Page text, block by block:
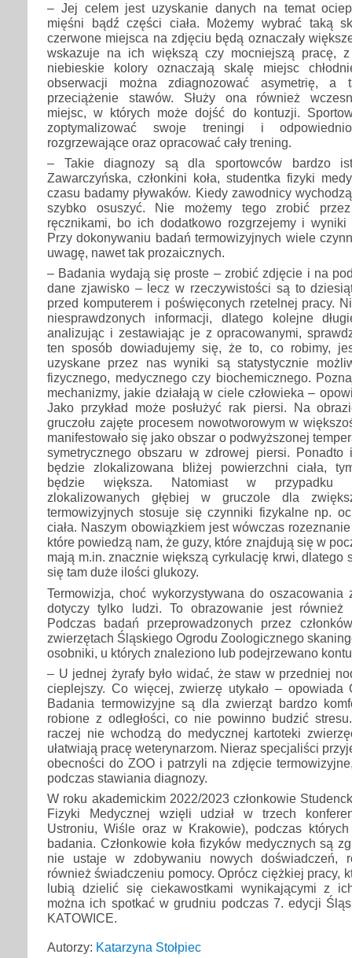
– Jej celem jest uzyskanie danych na temat
mięśni bądź części ciała. Możemy wybrać taką
czerwone miejsca na zdjęciu będą oznaczały
wskazuje na ich większą czy mocniejszą pracę,
niebieskie kolory oznaczają skalę miejsc
obserwacji można zdiagnozować asymetrię, a
przeciążenie stawów. Służy ona również
miejsc, w których może dojść do kontuzji.
zoptymalizować swoje treningi i
rozgrzewające oraz opracować cały trening.
– Takie diagnozy są dla sportowców bardzo
Zawarczyńska, członkini koła, studentka fizyki
czasu badamy pływaków. Kiedy zawodnicy
szybko osuszyć. Nie możemy tego zrobić
ręcznikami, bo ich dodatkowo rozgrzejemy i
Przy dokonywaniu badań termowizyjnych wiele
uwagę, nawet tak prozaicznych.
– Badania wydają się proste – zrobić zdjęcie i na
dane zjawisko – lecz w rzeczywistości są to
przed komputerem i poświęconych rzetelnej pracy.
niesprawdzonych informacji, dlatego kolejne
analizując i zestawiając je z opracowanymi,
ten sposób dowiadujemy się, że to, co robimy,
uzyskane przez nas wyniki są statystycznie
fizycznego, medycznego czy biochemicznego.
mechanizmy, jakie działają w ciele człowieka –
Jako przykład może posłużyć rak piersi. Na
gruczołu zajęte procesem nowotworowym w
manifestowało się jako obszar o podwyższonej
symetrycznego obszaru w zdrowej piersi. Ponadto
będzie zlokalizowana bliżej powierzchni ciała,
będzie większa. Natomiast w przypadku
zlokalizowanych głębiej w gruczole dla
termowizyjnych stosuje się czynniki fizykalne np.
ciała. Naszym obowiązkiem jest wówczas
które powiedzą nam, że guzy, które znajdują się w
mają m.in. znacznie większą cyrkulację krwi, dlatego
się tam duże ilości glukozy.
Termowizja, choć wykorzystywana do oszacowania
dotyczy tylko ludzi. To obrazowanie jest również
Podczas badań przeprowadzonych przez
zwierzętach Śląskiego Ogrodu Zoologicznego
osobniki, u których znaleziono lub podejrzewano
– U jednej żyrafy było widać, że staw w przedniej
cieplejszy. Co więcej, zwierzę utykało – opowiada
Badania termowizyjne są dla zwierząt bardzo
robione z odległości, co nie powinno budzić
raczej nie wchodzą do medycznej kartoteki
ułatwiają pracę weterynarzom. Nieraz specjaliści
obecności do ZOO i patrzyli na zdjęcie
podczas stawiania diagnozy.
W roku akademickim 2022/2023 członkowie
Fizyki Medycznej wzięli udział w trzech
Ustroniu, Wiśle oraz w Krakowie), podczas
badania. Członkowie koła fizyków medycznych są
nie ustaje w zdobywaniu nowych doświadczeń,
również świadczeniu pomocy. Oprócz ciężkiej pracy,
lubią dzielić się ciekawostkami wynikającymi z
można ich spotkać w grudniu podczas 7. edycji
KATOWICE.
Autorzy: Katarzyna Stołpiec